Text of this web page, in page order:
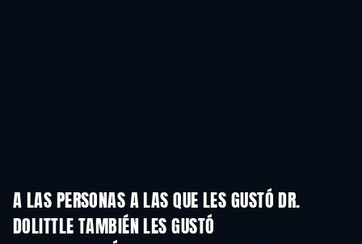
A LAS PERSONAS A LAS QUE LES GUSTÓ DR.
DOLITTLE TAMBIÉN LES GUSTÓ